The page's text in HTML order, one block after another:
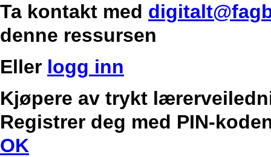
Ta kontakt med
denne ressursen
Eller logg inn
Kjøpere av trykt
Registrer deg med PIN-
OK